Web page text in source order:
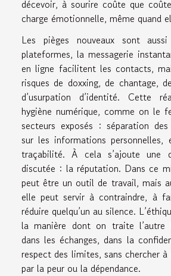
décevoir, à sourire coûte que
charge émotionnelle, même quand
Les pièges nouveaux sont
plateformes, la messagerie
en ligne facilitent les contacts,
risques de doxxing, de chantage,
d’usurpation d’identité. Cette
hygiène numérique, comme on le
secteurs exposés : séparation des
sur les informations
traçabilité. À cela s’ajoute une
discutée : la réputation. Dans ce
peut être un outil de travail, mais
elle peut servir à contraindre, à
réduire quelqu’un au silence.
la manière dont on traite l’autre
dans les échanges, dans la
respect des limites, sans chercher
par la peur ou la dépendance.